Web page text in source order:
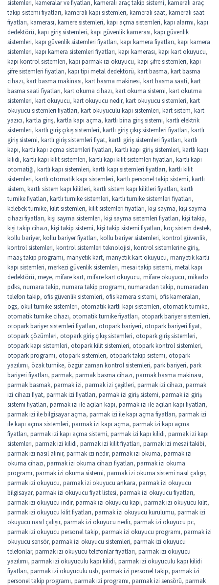
sistemleri, kameralar ve fiyatları, kameralı araç takip sistemi, kameralı araç
takip sistemi fiyatları, kameralı kapı sistemleri, kameralı saat, kameralı saat
fiyatları, kamerası, kamere sistemleri, kapı açma sistemleri, kapı alarmı, kapı
dedektörü, kapı giriş sistemleri, kapı güvenlik kamerası, kapı güvenlik
sistemleri, kapı güvenlik sistemleri fiyatları, kapı kamera fiyatları, kapı kamera
sistemleri, kapı kamera sistemleri fiyatları, kapı kamerası, kapı kart okuyucu,
kapı kontrol sistemleri, kapı parmak izi okuyucu, kapı şifre sistemleri, kapı
şifre sistemleri fiyatları, kapı tipi metal dedektörü, kart basma, kart basma
cihazı, kart basma makinası, kart basma makinesi, kart basma saati, kart
basma saati fiyatları, kart okuma cihazı, kart okuma sistemi, kart okutma
sistemleri, kart okuyucu, kart okuyucu nedir, kart okuyucu sistemleri, kart
okuyucu sistemleri fiyatları, kart okuyuculu kapı sistemleri, kart sistem, kart
yazıcı, kartla giriş, kartla kapı açma, kartlı bina giriş sistemi, kartlı elektrik
sistemleri, kartlı giriş çıkış sistemleri, kartlı giriş çıkış sistemleri fiyatları, kartlı
giriş sistemi, kartlı giriş sistemleri fiyat, kartlı giriş sistemleri fiyatları, kartlı
kapı, kartlı kapı açma sistemleri fiyatları, kartlı kapı giriş sistemleri, kartlı kapı
kilidi, kartlı kapı kilit sistemleri, kartlı kapı kilit sistemleri fiyatları, kartlı kapı
otomatiği, kartlı kapı sistemleri, kartlı kapı sistemleri fiyatları, kartlı kilit
sistemleri, kartlı otomatik kapı sistemleri, kartlı personel takip sistemi, kartlı
sistem, kartlı sistem kapı kilitleri, kartlı sistem kapı kilitleri fiyatları, kartlı
turnike fiyatları, kartlı turnike sistemleri, kartlı turnike sistemleri fiyatları,
kelebek turnike, kilit sistemleri, kilit sistemleri fiyatları, kişi sayma, kişi sayma
cihazı fiyatları, kişi sayma sistemleri, kişi sayma sistemleri fiyatları, kişi takip,
kişi takip cihazı, kişi takip sistemi, kişi takip sistemi fiyatları, koç sistem destek,
kollu bariyer, kollu bariyer fiyatları, kollu bariyer sistemleri, kontrol güvenlik,
kontrol sistemleri, kontrol sistemleri teknolojisi, kontrol sistemlerine giriş,
maaş takip programı, manyetik kart, manyetik kart okuyucu, manyetik kartlı
kapı sistemleri, merkezi güvenlik sistemleri, mesai takip sistemi, metal kapı
dedektörü, meye, mifare kart, mifare kart okuyucu, mifare okuyucu, mikado
pdks, numara takip, numara takip programı, numaradan takip, numaradan
telefon takip, ofis güvenlik sistemleri, ofis kamera sistemi, ofis kameraları,
ogs, okul turnike sistemleri, otomatik kartlı kapı sistemleri, otomatik turnike,
otomatik turnike cihazı, otomatik turnike fiyatları, otopark bariyer sistemleri,
otopark bariyer sistemleri fiyatları, otopark bariyeri, otopark bariyeri fiyat,
otopark çözümleri, otopark giriş çıkış sistemleri, otopark giriş sistemleri,
otopark kapı sistemleri, otopark kilit sistemleri, otopark kontrol sistemleri,
otopark programı, otopark sistemleri, otopark takip sistemi, otopark
yazılımı, özak turnike, özgür zaman kontrol sistemleri, park bariyeri, park
bariyeri fiyatları, parmak, parmak basma cihazı, parmak basma makinası,
parmak basmak, parmak izi, parmak izi çeşitleri, parmak izi cihazı, parmak
izi cihazı fiyat, parmak izi fiyatları, parmak izi giriş sistemi, parmak izi giriş
sistemi fiyatları, parmak izi ile açılan kapı, parmak izi ile açılan kapı fiyatları,
parmak izi ile bilgisayar açma, parmak izi ile kapı açma fiyatları, parmak izi
ile kapı açma sistemleri, parmak izi kapı açma, parmak izi kapı açma
fiyatları, parmak izi kapı açma sistemi, parmak izi kapı kilidi, parmak izi kapı
sistemleri, parmak izi kilidi, parmak izi kilit fiyatları, parmak izi mesai takibi,
parmak izi nasıl alınır, parmak izi nedir, parmak izi okuma, parmak izi
okuma cihazı, parmak izi okuma cihazı fiyatları, parmak izi okuma
programı, parmak izi okuma sistemi, parmak izi okuma sistemi nasıl çalışır,
parmak izi okuyucu, parmak izi okuyucu ankara, parmak izi okuyucu
bilgisayar, parmak izi okuyucu fiyat listesi, parmak izi okuyucu fiyatları,
parmak izi okuyucu indir, parmak izi okuyucu kapı, parmak izi okuyucu kilit,
parmak izi okuyucu kilit fiyatları, parmak izi okuyucu kurulumu, parmak izi
okuyucu nasıl çalışır, parmak izi okuyucu nedir, parmak izi okuyucu pc,
parmak izi okuyucu personel takip, parmak izi okuyucu programı, parmak izi
okuyucu sensör, parmak izi okuyucu sistemleri, parmak izi okuyucu
telefonlar, parmak izi okuyucu telefonlar fiyatları, parmak izi okuyucu
yazılımı, parmak izi okuyuculu kapı kilidi, parmak izi okuyuculu kapı kilidi
fiyatları, parmak izi okuyuculu usb, parmak izi personel takip, parmak izi
personel takip programı, parmak izi programı, parmak izi sensörü, parmak